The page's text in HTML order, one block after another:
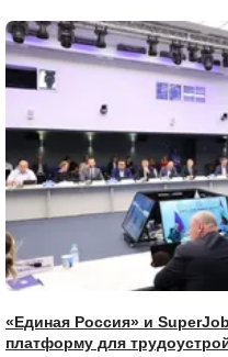
«Единая Россия» и
платформу для